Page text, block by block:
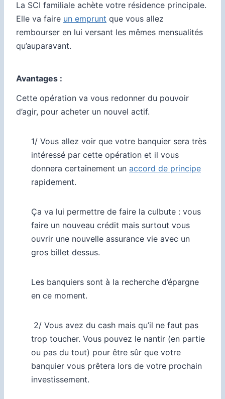
La SCI familiale achète votre résidence principale.
Elle va faire un emprunt que vous allez
rembourser en lui versant les mêmes mensualités
qu’auparavant.
Avantages :
Cette opération va vous redonner du pouvoir
d’agir, pour acheter un nouvel actif.
1/ Vous allez voir que votre banquier sera très
intéressé par cette opération et il vous
donnera certainement un accord de principe
rapidement.
Ça va lui permettre de faire la culbute : vous
faire un nouveau crédit mais surtout vous
ouvrir une nouvelle assurance vie avec un
gros billet dessus.
Les banquiers sont à la recherche d’épargne
en ce moment.
2/ Vous avez du cash mais qu’il ne faut pas
trop toucher. Vous pouvez le nantir (en partie
ou pas du tout) pour être sûr que votre
banquier vous prêtera lors de votre prochain
investissement.